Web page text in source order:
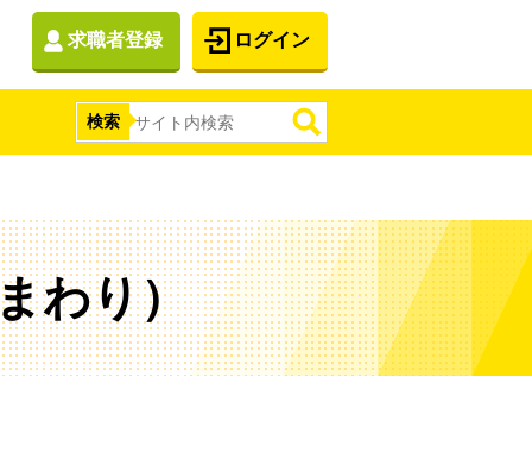
ログイン
求職者登録
検索
わり）